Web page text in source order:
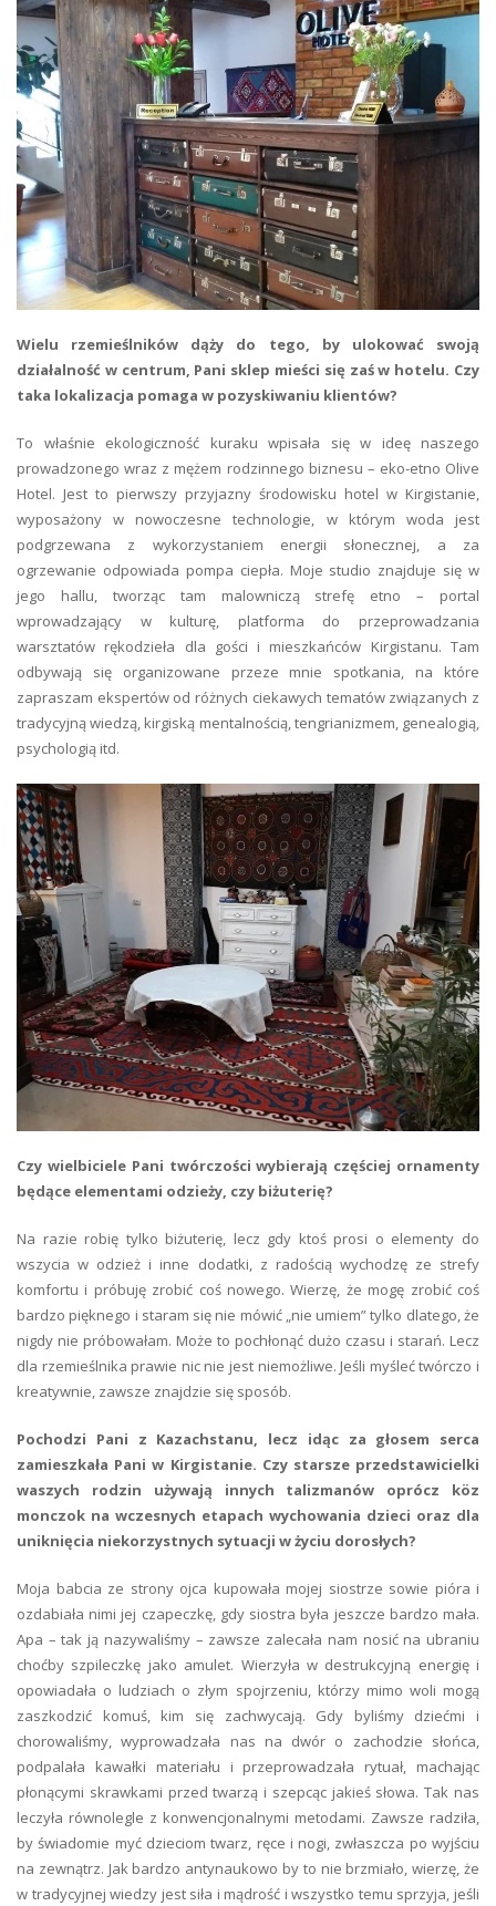
Wielu rzemieślników dąży do tego, by ulokować swoją
działalność w centrum, Pani sklep mieści się zaś w hotelu. Czy
taka lokalizacja pomaga w pozyskiwaniu klientów?
To właśnie ekologiczność kuraku wpisała się w ideę naszego
prowadzonego wraz z mężem rodzinnego biznesu – eko-etno Olive
Hotel. Jest to pierwszy przyjazny środowisku hotel w Kirgistanie,
wyposażony w nowoczesne technologie, w którym woda jest
podgrzewana z wykorzystaniem energii słonecznej, a za
ogrzewanie odpowiada pompa ciepła. Moje studio znajduje się w
jego hallu, tworząc tam malowniczą strefę etno – portal
wprowadzający w kulturę, platforma do przeprowadzania
warsztatów rękodzieła dla gości i mieszkańców Kirgistanu. Tam
odbywają się organizowane przeze mnie spotkania, na które
zapraszam ekspertów od różnych ciekawych tematów związanych z
tradycyjną wiedzą, kirgiską mentalnością, tengrianizmem, genealogią,
psychologią itd.
Czy wielbiciele Pani twórczości wybierają częściej ornamenty
będące elementami odzieży, czy biżuterię?
Na razie robię tylko biżuterię, lecz gdy ktoś prosi o elementy do
wszycia w odzież i inne dodatki, z radością wychodzę ze strefy
komfortu i próbuję zrobić coś nowego. Wierzę, że mogę zrobić coś
bardzo pięknego i staram się nie mówić „nie umiem” tylko dlatego, że
nigdy nie próbowałam. Może to pochłonąć dużo czasu i starań. Lecz
dla rzemieślnika prawie nic nie jest niemożliwe. Jeśli myśleć twórczo i
kreatywnie, zawsze znajdzie się sposób.
Pochodzi Pani z Kazachstanu, lecz idąc za głosem serca
zamieszkała Pani w Kirgistanie. Czy starsze przedstawicielki
waszych rodzin używają innych talizmanów oprócz köz
monczok na wczesnych etapach wychowania dzieci oraz dla
uniknięcia niekorzystnych sytuacji w życiu dorosłych?
Moja babcia ze strony ojca kupowała mojej siostrze sowie pióra i
ozdabiała nimi jej czapeczkę, gdy siostra była jeszcze bardzo mała.
Apa – tak ją nazywaliśmy – zawsze zalecała nam nosić na ubraniu
choćby szpileczkę jako amulet. Wierzyła w destrukcyjną energię i
opowiadała o ludziach o złym spojrzeniu, którzy mimo woli mogą
zaszkodzić komuś, kim się zachwycają. Gdy byliśmy dziećmi i
chorowaliśmy, wyprowadzała nas na dwór o zachodzie słońca,
podpalała kawałki materiału i przeprowadzała rytuał, machając
płonącymi skrawkami przed twarzą i szepcąc jakieś słowa. Tak nas
leczyła równolegle z konwencjonalnymi metodami. Zawsze radziła,
by świadomie myć dzieciom twarz, ręce i nogi, zwłaszcza po wyjściu
na zewnątrz. Jak bardzo antynaukowo by to nie brzmiało, wierzę, że
w tradycyjnej wiedzy jest siła i mądrość i wszystko temu sprzyja, jeśli